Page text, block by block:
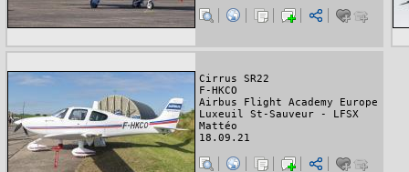
Cirrus SR22
F-HKCO
Airbus Flight Academy Europe
Luxeuil St-Sauveur - LFSX
Mattéo
18.09.21